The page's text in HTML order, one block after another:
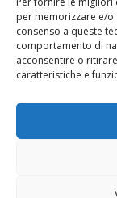
per memorizzare e/
consenso a queste
comportamento di
acconsentire o
caratteristiche e